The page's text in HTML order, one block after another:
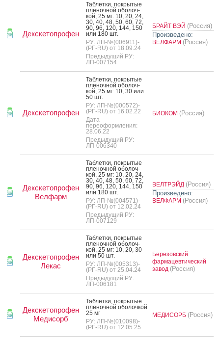
Декскетопрофен
Таб­летки, пок­ры­тые
пле­ноч­ной обо­лоч­
кой, 25 мг: 10, 20, 24,
30, 40, 48, 50, 60, 72,
90, 96, 120, 144, 150
или 180 шт.
РУ: ЛП-№(006911)-
(РГ-RU) от 18.09.24
Предыдущий РУ:
ЛП-007154
БРАЙТ ВЭЙ (Россия)
Произведено:
ВЕЛФАРМ (Россия)
Декскетопрофен
Таб­летки, пок­ры­тые
пле­ноч­ной обо­лоч­
кой, 25 мг: 10, 30 или
50 шт.
РУ: ЛП-№(000572)-
(РГ-RU) от 16.02.22
Дата
переоформления:
28.06.22
Предыдущий РУ:
ЛП-006340
БИОКОМ (Россия)
Декскетопрофен
Велфарм
Таб­летки, пок­ры­тые
пле­ноч­ной обо­лоч­
кой, 25 мг: 10, 20, 24,
30, 40, 48, 50, 60, 72,
90, 96, 120, 144, 150
или 180 шт.
РУ: ЛП-№(004571)-
(РГ-RU) от 12.02.24
Предыдущий РУ:
ЛП-007129
ВЕЛТРЭЙД (Россия)
Произведено:
ВЕЛФАРМ (Россия)
Декскетопрофен
Лекас
Таб­летки, пок­ры­тые
пле­ноч­ной обо­лоч­
кой, 25 мг: 10, 20, 30
или 50 шт.
РУ: ЛП-№(005313)-
(РГ-RU) от 25.04.24
Предыдущий РУ:
ЛП-006181
Березовский
фармацевтический
завод (Россия)
Декскетопрофен
Медисорб
Таб­летки, пок­ры­тые
пле­ноч­ной обо­лоч­кой
25 мг
РУ: ЛП-№(010098)-
(РГ-RU) от 12.05.25
МЕДИСОРБ (Россия)